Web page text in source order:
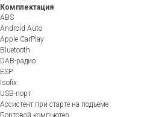
Комплектация
ABS
Android Auto
Apple CarPlay
Bluetooth
DAB-радио
ESP
Isofix
USB-порт
Ассистент при старте на подъеме